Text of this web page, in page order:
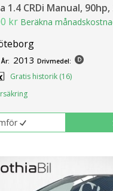
1.4 CRDi Manual, 90hp,
kr Beräkna
År: 2013 Drivmedel:
Gratis historik (16)